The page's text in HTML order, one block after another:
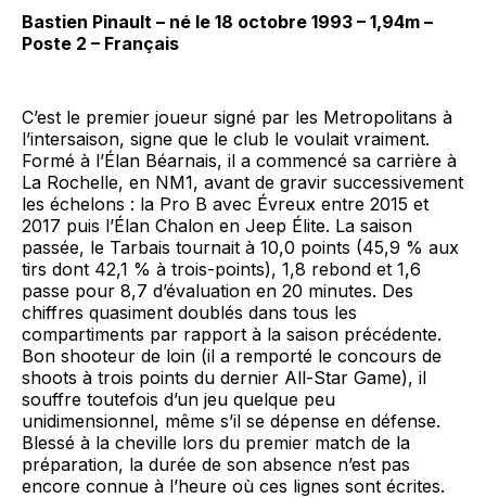
Bastien Pinault – né le 18 octobre 1993 – 1,94m –
Poste 2 – Français
C’est le premier joueur signé par les Metropolitans à
l’intersaison, signe que le club le voulait vraiment.
Formé à l’Élan Béarnais, il a commencé sa carrière à
La Rochelle, en NM1, avant de gravir successivement
les échelons : la Pro B avec Évreux entre 2015 et
2017 puis l’Élan Chalon en Jeep Élite. La saison
passée, le Tarbais tournait à 10,0 points (45,9 % aux
tirs dont 42,1 % à trois-points), 1,8 rebond et 1,6
passe pour 8,7 d’évaluation en 20 minutes. Des
chiffres quasiment doublés dans tous les
compartiments par rapport à la saison précédente.
Bon shooteur de loin (il a remporté le concours de
shoots à trois points du dernier All-Star Game), il
souffre toutefois d’un jeu quelque peu
unidimensionnel, même s’il se dépense en défense.
Blessé à la cheville lors du premier match de la
préparation, la durée de son absence n’est pas
encore connue à l’heure où ces lignes sont écrites.